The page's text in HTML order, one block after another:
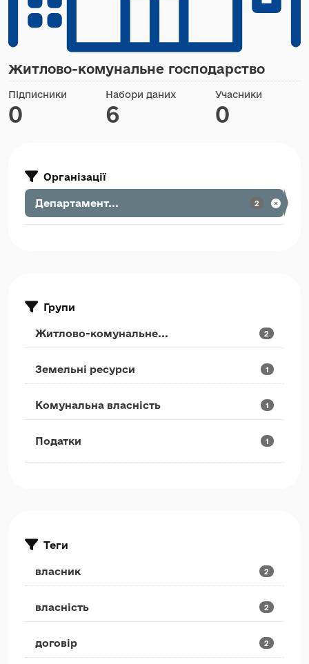
Житлово-комунальне господарство
Підписники
0
Набори даних
6
Учасники
0
Організації
Департамент... 2
Групи
Житлово-комунальне... 2
Земельні ресурси 1
Комунальна власність 1
Податки 1
Теги
власник 2
власність 2
договір 2